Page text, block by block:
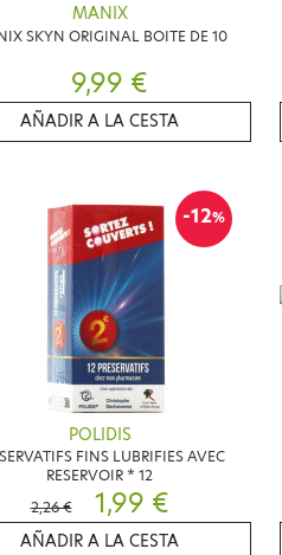
MANIX
SKYN ORIGINAL BOITE DE 10
9,99 €
AÑADIR A LA CESTA
-12%
POLIDIS
FINS LUBRIFIES AVEC
RESERVOIR * 12
2,26 €
1,99 €
AÑADIR A LA CESTA